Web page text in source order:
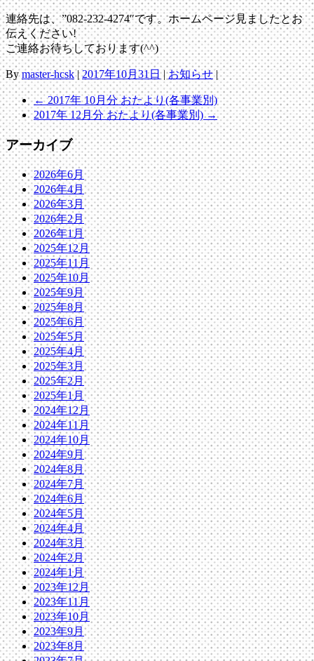
連絡先は、”082-232-4274″です。ホームページ見ましたとお
伝えください!
ご連絡お待ちしております(^^)
Bymaster-hcsk|2017年10月31日|お知らせ|
←2017年 10月分 おたより(各事業別)
2017年 12月分 おたより(各事業別)→
アーカイブ
2026年6月
2026年4月
2026年3月
2026年2月
2026年1月
2025年12月
2025年11月
2025年10月
2025年9月
2025年8月
2025年6月
2025年5月
2025年4月
2025年3月
2025年2月
2025年1月
2024年12月
2024年11月
2024年10月
2024年9月
2024年8月
2024年7月
2024年6月
2024年5月
2024年4月
2024年3月
2024年2月
2024年1月
2023年12月
2023年11月
2023年10月
2023年9月
2023年8月